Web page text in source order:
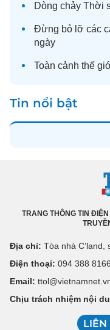
Dòng chảy Thời
Đừng bỏ lỡ các
ngày
Toàn cảnh thế
Tin nổi bật
TRANG THÔNG TIN
Địa chỉ: Tòa nhà
Điện thoại: 094 388 8166
Email:
Chịu trách nhiệm nội
LIÊN